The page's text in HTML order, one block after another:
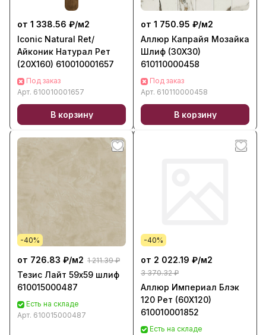
от 1 338.56 ₽/м2
Iconic Natural Ret/
Айконик Натурал Рет
(20X160) 610010001657
Под заказ
Арт. 610010001657
В корзину
от 1 750.95 ₽/м2
Аллюр Капрайя Мозайка
Шлиф (30X30)
610110000458
Под заказ
Арт. 610110000458
В корзину
-40%
от 726.83 ₽/м2 1 211.39 ₽
Тезис Лайт 59х59 шлиф
610015000487
Есть на складе
Арт. 610015000487
-40%
от 2 022.19 ₽/м2
3 370.32 ₽
Аллюр Империал Блэк
120 Рет (60X120)
610010001852
Есть на складе